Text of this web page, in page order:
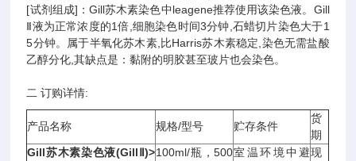
[试剂组成]：Gill苏木素染色中leagene推荐使用该染色液。Gill
Ⅱ液为正常浓度的1倍,细胞染色时间3分钟,石蜡切片染色大于1
5分钟。属于半氧化苏木素,比Harris苏木素稳定,染色无需盐酸
乙醇分化,其缺点是：黏附的明胶甚至玻片也会染色。
二 订购详情:
产品名称 规格/型号 贮存条件
货
期
Gill苏木素染色液(GillⅡ)>100ml/瓶，500室温环境中避现